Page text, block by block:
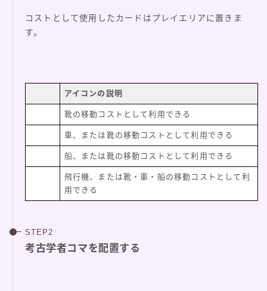
コストとして使用したカードはプレイエリアに置きま
す。
アイコンの説明
靴の移動コストとして利用できる
車、または靴の移動コストとして利用できる
船、または靴の移動コストとして利用できる
飛行機、または靴・車・船の移動コストとして利
用できる
考古学者コマを配置する